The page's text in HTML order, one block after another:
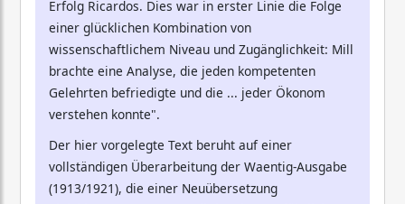
Erfolg Ricardos. Dies war in erster Linie die Folge
einer glücklichen Kombination von
wissenschaftlichem Niveau und Zugänglichkeit: Mill
brachte eine Analyse, die jeden kompetenten
Gelehrten befriedigte und die ... jeder Ökonom
verstehen konnte".
Der hier vorgelegte Text beruht auf einer
vollständigen Überarbeitung der Waentig-Ausgabe
(1913/1921), die einer Neuübersetzung